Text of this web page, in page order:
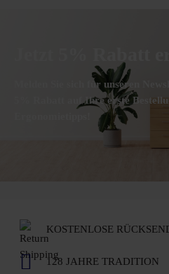
Jetzt 5% Rabatt
Melden Sie sich für unseren
5% Rabatt auf Ihre erste
KOSTENLOSE
128 JAHRE TRADITION